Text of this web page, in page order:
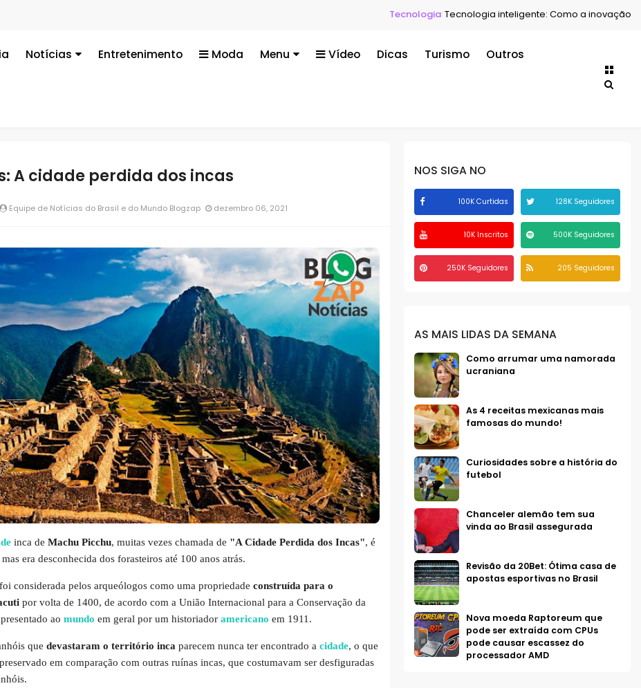
Tecnologia inteligente: Como a inovação está
Notícias Entretenimento Moda Menu Vídeo Dicas Turismo Outros
A cidade perdida dos incas
Equipe de Notícias do Brasil e do Mundo Blogzap dezembro 06, 2021
inca de Machu Picchu, muitas vezes chamada de "A Cidade Perdida dos Incas", é
era desconhecida dos forasteiros até 100 anos atrás.
considerada pelos arqueólogos como uma propriedade construída para o
por volta de 1400, de acordo com a União Internacional para a Conservação da
ao mundo em geral por um historiador americano em 1911.
que devastaram o território incaparecem nunca ter encontrado a cidade, o que
em comparação com outras ruínas incas, que costumavam ser desfiguradas
NOS SIGA NO
100K Curtidas 128K Seguidores
10K Inscritos 500K Seguidores
250K Seguidores 205 Seguidores
AS MAIS LIDAS DA SEMANA
Como arrumar uma namorada
ucraniana
As 4 receitas mexicanas mais
famosas do mundo!
Curiosidades sobre a história do
futebol
Chanceler alemão tem sua
vinda ao Brasil assegurada
Revisão da 20Bet: Ótima casa de
apostas esportivas no Brasil
Nova moeda Raptoreum que
pode ser extraída com CPUs
pode causar escassez do
processador AMD